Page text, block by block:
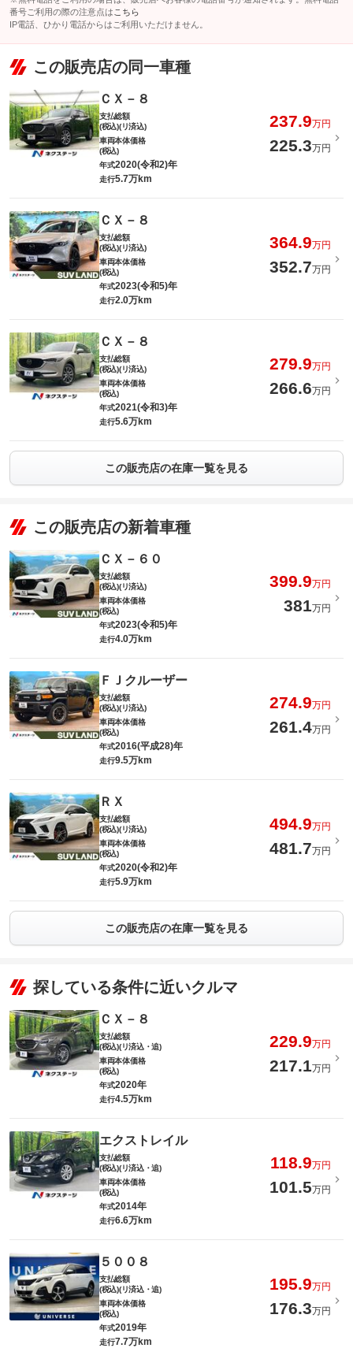
番号ご利用の際の注意点は こちら
IP電話、ひかり電話からはご利用いただけません。
この販売店の同一車種
ＣＸ－８
支払総額
(税込)(リ済込)
237.9万円
車両本体価格
(税込)
225.3万円
年式2020(令和2)年
走行5.7万km
ＣＸ－８
支払総額
(税込)(リ済込)
364.9万円
車両本体価格
(税込)
352.7万円
年式2023(令和5)年
走行2.0万km
ＣＸ－８
支払総額
(税込)(リ済込)
279.9万円
車両本体価格
(税込)
266.6万円
年式2021(令和3)年
走行5.6万km
この販売店の在庫一覧を見る
この販売店の新着車種
ＣＸ－６０
支払総額
(税込)(リ済込)
399.9万円
車両本体価格
(税込)
381万円
年式2023(令和5)年
走行4.0万km
ＦＪクルーザー
支払総額
(税込)(リ済込)
274.9万円
車両本体価格
(税込)
261.4万円
年式2016(平成28)年
走行9.5万km
ＲＸ
支払総額
(税込)(リ済込)
494.9万円
車両本体価格
(税込)
481.7万円
年式2020(令和2)年
走行5.9万km
この販売店の在庫一覧を見る
探している条件に近いクルマ
ＣＸ－８
支払総額
(税込)(リ済込・追)
229.9万円
車両本体価格
(税込)
217.1万円
年式2020年
走行4.5万km
エクストレイル
支払総額
(税込)(リ済込・追)
118.9万円
車両本体価格
(税込)
101.5万円
年式2014年
走行6.6万km
５００８
支払総額
(税込)(リ済込・追)
195.9万円
車両本体価格
(税込)
176.3万円
年式2019年
走行7.7万km